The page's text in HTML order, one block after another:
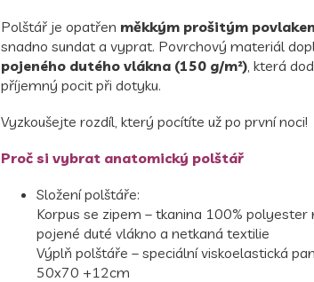
Polštář je opatřen měkkým prošitým
snadno sundat a vyprat. Povrchový materiál
pojeného dutého vlákna (150 g/m²) , která
příjemný pocit při dotyku.
Vyzkoušejte rozdíl, který pocítíte už po první noci!
Proč si vybrat anatomický polštář
Složení polštáře:
Korpus se zipem – tkanina 100%
pojené duté vlákno a netkaná textilie
Výplň polštáře – speciální viskoelastická
50x70 +12cm